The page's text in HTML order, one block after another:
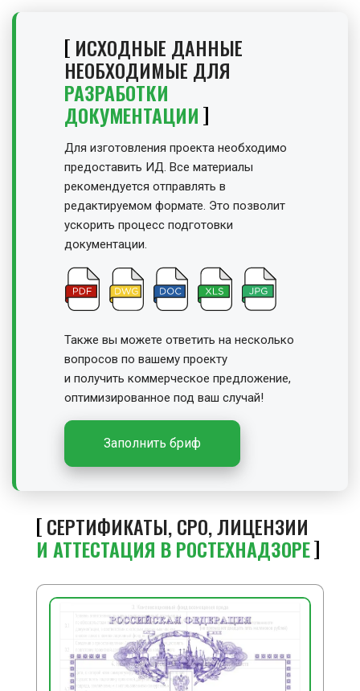
ИСХОДНЫЕ ДАННЫЕ
НЕОБХОДИМЫЕ ДЛЯ
РАЗРАБОТКИ
ДОКУМЕНТАЦИИ
Для изготовления проекта необходимо
предоставить ИД. Все материалы
рекомендуется отправлять в
редактируемом формате. Это позволит
ускорить процесс подготовки
документации.
Также вы можете ответить на несколько
вопросов по вашему проекту
и получить коммерческое предложение,
оптимизированное под ваш случай!
Заполнить бриф
СЕРТИФИКАТЫ, СРО, ЛИЦЕНЗИИ
И АТТЕСТАЦИЯ В РОСТЕХНАДЗОРЕ